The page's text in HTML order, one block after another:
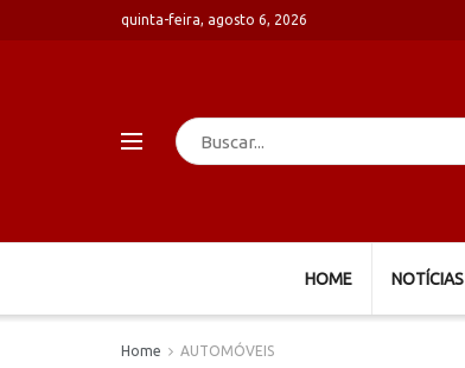
quinta-feira, agosto 6, 2026
HOME NOTÍCIAS
Home AUTOMÓVEIS